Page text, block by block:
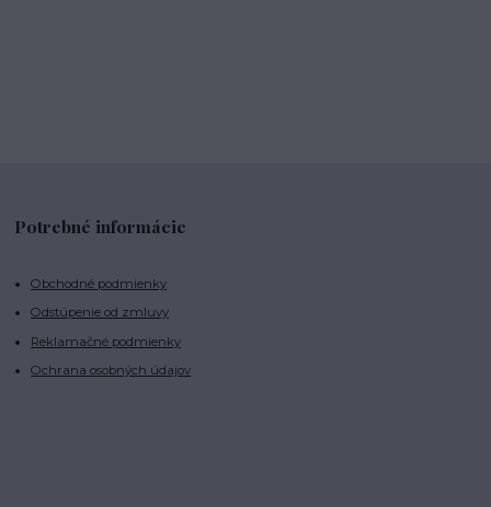
Potrebné informácie
Obchodné podmienky
Odstúpenie od zmluvy
Reklamačné podmienky
Ochrana osobných údajov